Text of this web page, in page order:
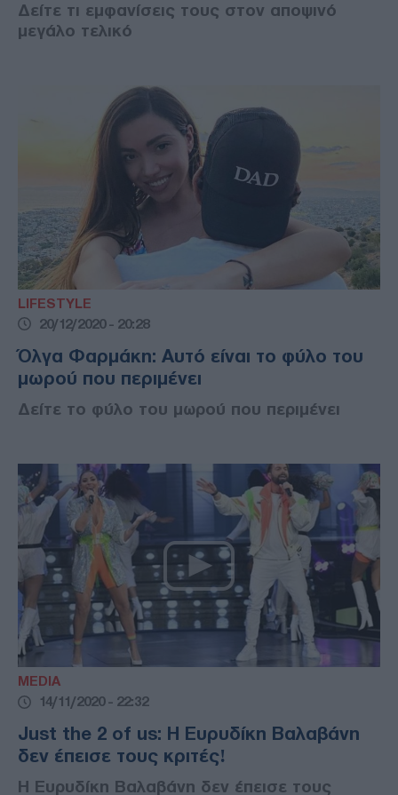
Δείτε τι εμφανίσεις τους στον αποψινό
μεγάλο τελικό
LIFESTYLE
20/12/2020 - 20:28
Όλγα Φαρμάκη: Αυτό είναι το φύλο του
μωρού που περιμένει
Δείτε το φύλο του μωρού που περιμένει
MEDIA
14/11/2020 - 22:32
Just the 2 of us: Η Ευρυδίκη Βαλαβάνη
δεν έπεισε τους κριτές!
Η Ευρυδίκη Βαλαβάνη δεν έπεισε τους